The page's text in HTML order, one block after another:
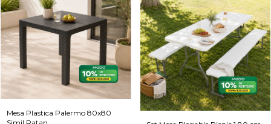
Mesa Plastica Palermo 80x80